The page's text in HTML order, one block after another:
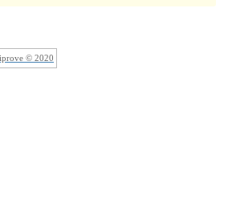
© 2020